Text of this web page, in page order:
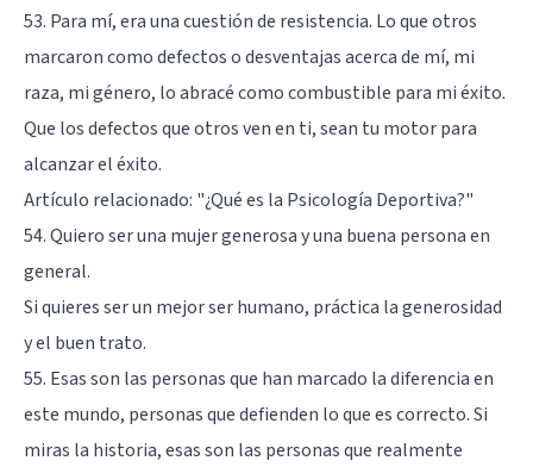
53. Para mí, era una cuestión de resistencia. Lo que otros
marcaron como defectos o desventajas acerca de mí, mi
raza, mi género, lo abracé como combustible para mi éxito.
Que los defectos que otros ven en ti, sean tu motor para
alcanzar el éxito.
Artículo relacionado: "¿Qué es la Psicología Deportiva?"
54. Quiero ser una mujer generosa y una buena persona en
general.
Si quieres ser un mejor ser humano, práctica la generosidad
y el buen trato.
55. Esas son las personas que han marcado la diferencia en
este mundo, personas que defienden lo que es correcto. Si
miras la historia, esas son las personas que realmente